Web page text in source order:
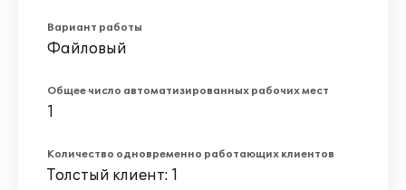
Вариант работы
Файловый
Общее число автоматизированных рабочих мест
1
Количество одновременно работающих клиентов
Толстый клиент: 1